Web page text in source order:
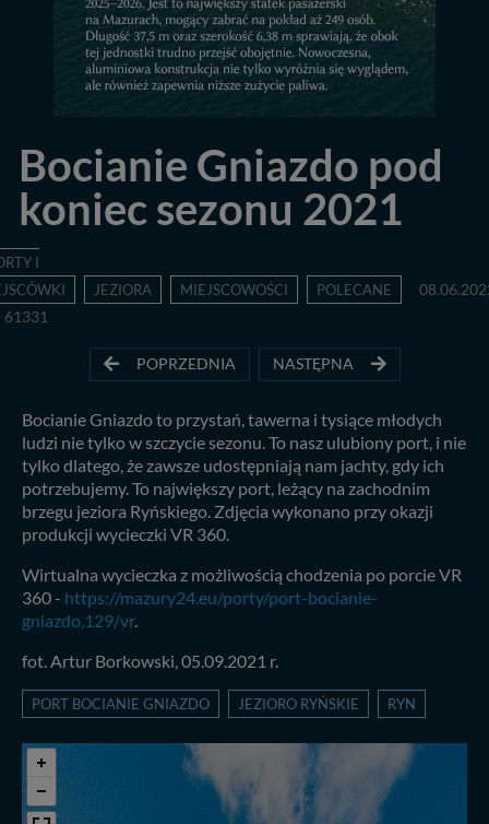
Bocianie Gniazdo pod
koniec sezonu 2021
I
JEZIORA MIEJSCOWOŚCI POLECANE
61331
POPRZEDNIA NASTĘPNA
Bocianie Gniazdo to przystań, tawerna i tysiące młodych
ludzi nie tylko w szczycie sezonu. To nasz ulubiony port, i nie
tylko dlatego, że zawsze udostępniają nam jachty, gdy ich
potrzebujemy. To największy port, leżący na zachodnim
brzegu jeziora Ryńskiego. Zdjęcia wykonano przy okazji
produkcji wycieczki VR 360.
Wirtualna wycieczka z możliwością chodzenia po porcie VR
360 - https://mazury24.eu/porty/port-bocianie-
gniazdo,129/vr.
fot. Artur Borkowski, 05.09.2021 r.
PORT BOCIANIE GNIAZDO JEZIORO RYŃSKIE RYN